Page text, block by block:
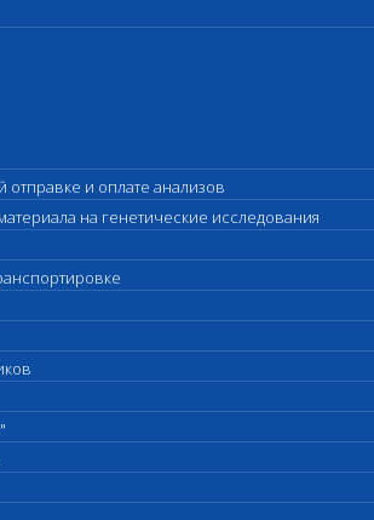
отправке и оплате анализов
на генетические исследования